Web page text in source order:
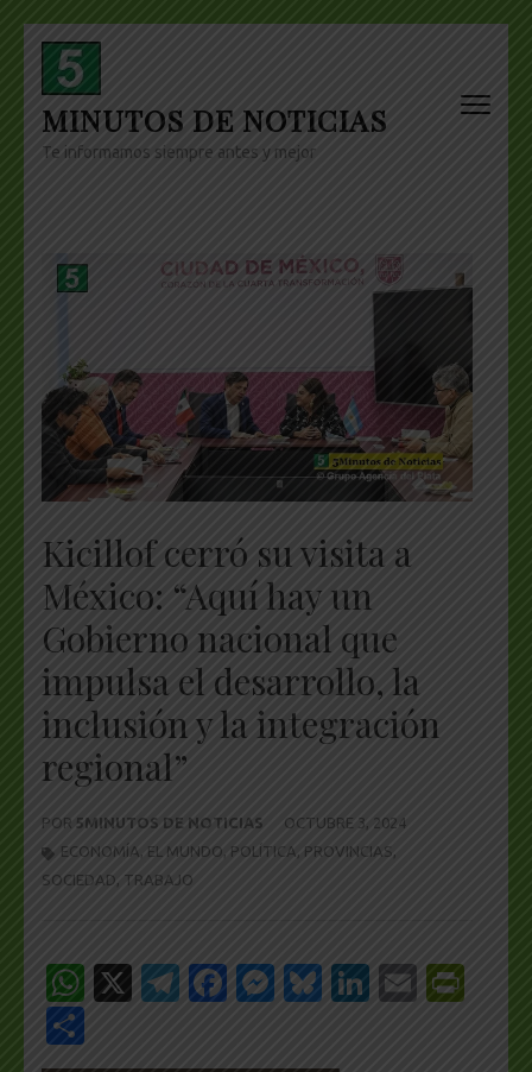
Skip
content
(Press
Enter)
MINUTOS DE NOTICIAS
Te informamos siempre antes y mejor
Kicillof cerró su visita a
México: “Aquí hay un
Gobierno nacional que
impulsa el desarrollo, la
inclusión y la integración
regional”
POR 5MINUTOS DE NOTICIAS
OCTUBRE 3, 2024
ECONOMÍA
EL MUNDO POLÍTICA, PROVINCIAS,
SOCIEDAD, TRABAJO
WhatsApp
X Telegram
Facebook
Messenger
Bluesky
LinkedIn
Email